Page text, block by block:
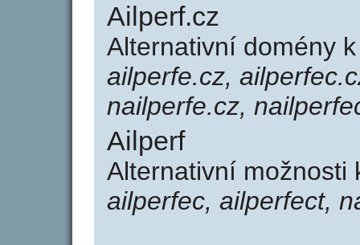
Ailperf.cz
Alternativní domény
ailperfe.cz,
nailperfe.cz,
Ailperf
Alternativní
ailperfec, ailperfect,